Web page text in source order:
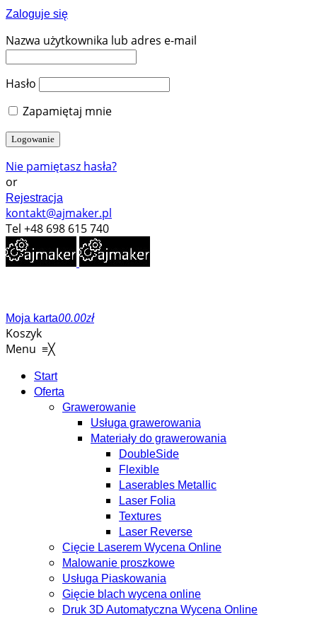
Zaloguje się
Nazwa użytkownika lub adres e-mail
Hasło
Zapamiętaj mnie
Nie pamiętasz hasła?
or
Rejestracja
kontakt@ajmaker.pl
Tel +48 698 615 740
Moja karta00.00zł
Koszyk
Menu ≡╳
Start
Oferta
Grawerowanie
Usługa grawerowania
Materiały do grawerowania
DoubleSide
Flexible
Laserables Metallic
Laser Folia
Textures
Laser Reverse
Cięcie Laserem Wycena Online
Malowanie proszkowe
Usługa Piaskowania
Gięcie blach wycena online
Druk 3D Automatyczna Wycena Online